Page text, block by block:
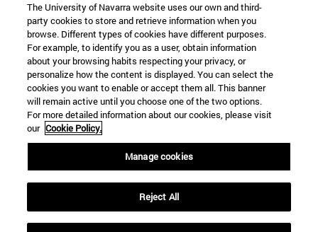
The University of Navarra website uses our own and third-
party cookies to store and retrieve information when you
browse. Different types of cookies have different purposes.
For example, to identify you as a user, obtain information
about your browsing habits respecting your privacy, or
personalize how the content is displayed. You can select the
cookies you want to enable or accept them all. This banner
will remain active until you choose one of the two options.
For more detailed information about our cookies, please visit
our Cookie Policy.
Manage cookies
Reject All